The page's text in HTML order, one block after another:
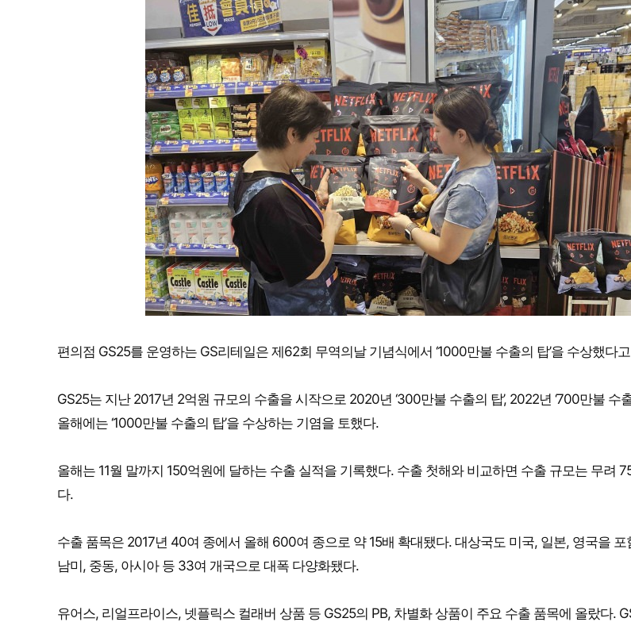
편의점 GS25를 운영하는 GS리테일은 제62회 무역의날 기념식에서 ‘1000만불 수출의 탑’을 수상했다
GS25는 지난 2017년 2억원 규모의 수출을 시작으로 2020년 ‘300만불 수출의 탑’, 2022년 ‘700만불 수
올해에는 ‘1000만불 수출의 탑’을 수상하는 기염을 토했다.
올해는 11월 말까지 150억원에 달하는 수출 실적을 기록했다. 수출 첫해와 비교하면 수출 규모는 무려
다.
수출 품목은 2017년 40여 종에서 올해 600여 종으로 약 15배 확대됐다. 대상국도 미국, 일본, 영국을 포
남미, 중동, 아시아 등 33여 개국으로 대폭 다양화됐다.
유어스, 리얼프라이스, 넷플릭스 컬래버 상품 등 GS25의 PB, 차별화 상품이 주요 수출 품목에 올랐다.